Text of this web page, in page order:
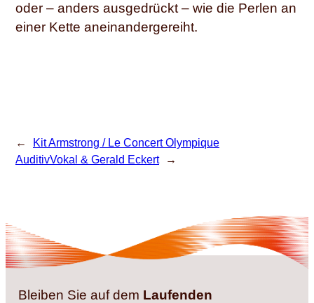
oder – anders ausgedrückt – wie die Perlen an
einer Kette aneinandergereiht.
←
Kit Armstrong / Le Concert Olympique
AuditivVokal & Gerald Eckert
→
Bleiben Sie auf dem Laufenden